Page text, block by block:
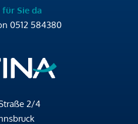
Sie da
0512 584380
2/4